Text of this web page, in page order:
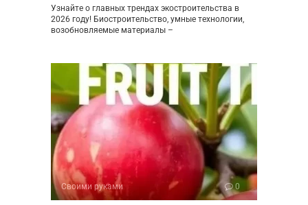
Узнайте о главных трендах экостроительства в
2026 году! Биостроительство, умные технологии,
возобновляемые материалы –
Своими руками 0